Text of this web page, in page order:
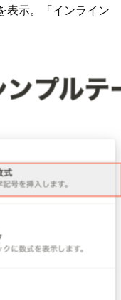
表示。「インライン